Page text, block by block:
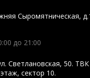
Сыромятническая,
до 21:00
Светлановская, 50.
сектор 10.